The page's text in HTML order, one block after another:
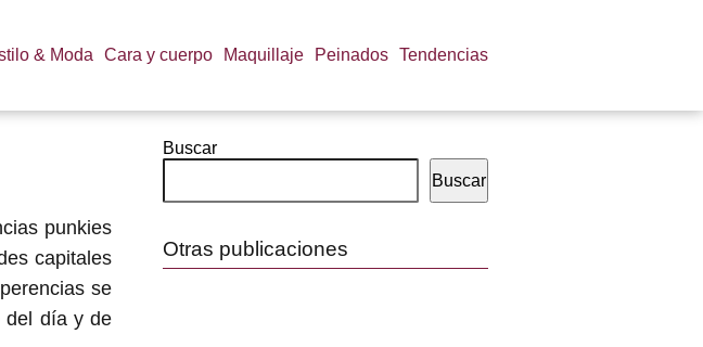
& Moda Cara y cuerpo Maquillaje Peinados Tendencias
punkies
capitales
se
del día y de
Buscar
Buscar
Otras publicaciones